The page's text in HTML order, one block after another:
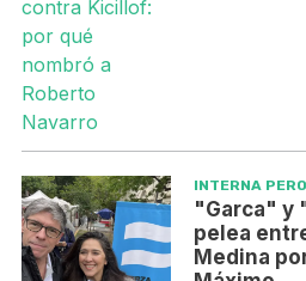
INTERNA
"Garca" y
pelea
Medina